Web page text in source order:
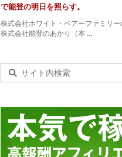
で能登の明日を照らす。
株式会社ホワイト・ベアーファミリー
株式会社能登のあかり（本 ...